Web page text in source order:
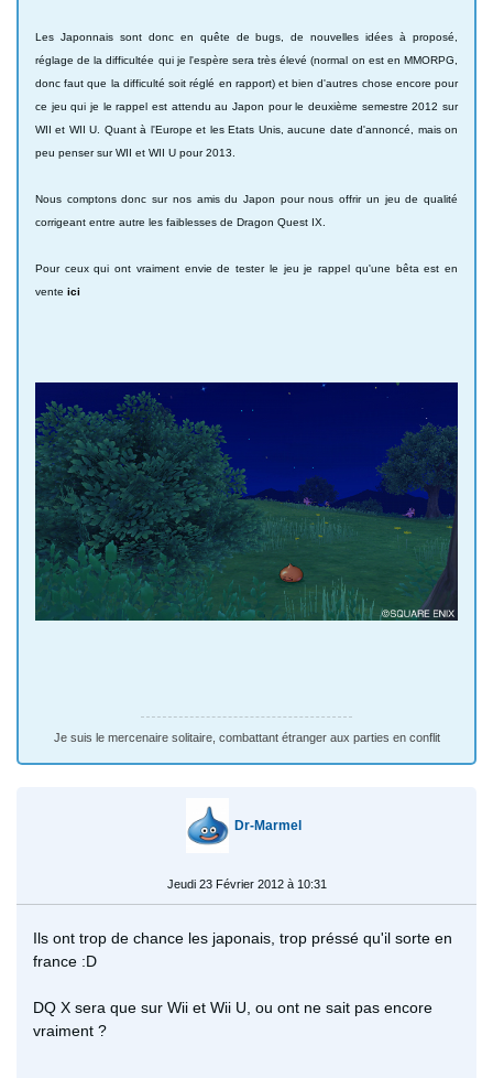
Les Japonnais sont donc en quête de bugs, de nouvelles idées à proposé,
réglage de la difficultée qui je l'espère sera très élevé (normal on est en MMORPG,
donc faut que la difficulté soit réglé en rapport) et bien d'autres chose encore pour
ce jeu qui je le rappel est attendu au Japon pour le deuxième semestre 2012 sur
WII et WII U. Quant à l'Europe et les Etats Unis, aucune date d'annoncé, mais on
peu penser sur WII et WII U pour 2013.
Nous comptons donc sur nos amis du Japon pour nous offrir un jeu de qualité
corrigeant entre autre les faiblesses de Dragon Quest IX.
Pour ceux qui ont vraiment envie de tester le jeu je rappel qu'une bêta est en
vente ici
Je suis le mercenaire solitaire, combattant étranger aux parties en conflit
Dr-Marmel
Jeudi 23 Février 2012 à 10:31
Ils ont trop de chance les japonais, trop préssé qu'il sorte en
france :D
DQ X sera que sur Wii et Wii U, ou ont ne sait pas encore
vraiment ?